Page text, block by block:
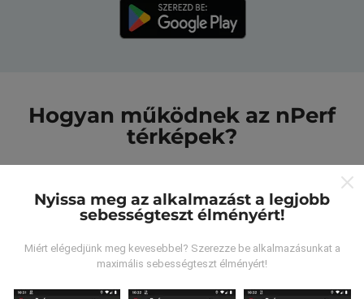
Hogyan működnek az nPerf
térképek?
Honnan származnak az adatok?
Az adatokat az nPerf alkalmazás felhasználói által
Nyissa meg az alkalmazást a legjobb
sebességteszt élményért!
Miért elégedjünk meg kevesebbel? Szerezze be alkalmazásunkat a
maximális sebességteszt élményért!